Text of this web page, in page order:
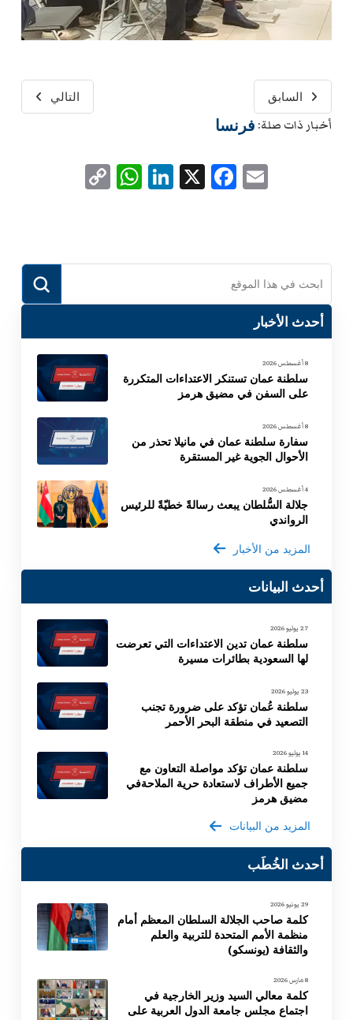
السابق التالي
أخبار ذات صلة: فرنسا
Email
Facebook
X
LinkedIn
WhatsApp
Copy
Search
أحدث الأخبار
8 أغسطس 2026
سلطنة عمان تستنكر الاعتداءات المتكررة
على السفن في مضيق هرمز
8 أغسطس 2026
سفارة سلطنة عمان في مانيلا تحذر من
الأحوال الجوية غير المستقرة
4 أغسطس 2026
جلالة السُّلطان يبعث رسالةً خطيّةً للرئيس
الرواندي
المزيد من الأخبار
أحدث البيانات
27 يوليو 2026
سلطنة عمان تدين الاعتداءات التي تعرضت
لها السعودية بطائرات مسيرة
23 يوليو 2026
سلطنة عُمان تؤكد على ضرورة تجنب
التصعيد في منطقة البحر الأحمر
14 يوليو 2026
سلطنة عمان تؤكد مواصلة التعاون مع
جميع الأطراف لاستعادة حرية الملاحةفي
مضيق هرمز
المزيد من البيانات
أحدث الخُطَب
29 يونيو 2026
كلمة صاحب الجلالة السلطان المعظم أمام
منظمة الأمم المتحدة للتربية والعلم
والثقافة (يونسكو)
8 مارس 2026
كلمة معالي السيد وزير الخارجية في
اجتماع مجلس جامعة الدول العربية على